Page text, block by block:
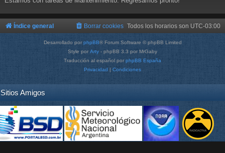
Índice general Todos los horarios son UTC-03:00
Borrar cookies
Desarrollado por phpBB® Forum Software © phpBB Limited
Style por Arty - phpBB 3.3 por MrGaby
Traducción al español por phpBB España
Privacidad | Condiciones
Sitios Amigos